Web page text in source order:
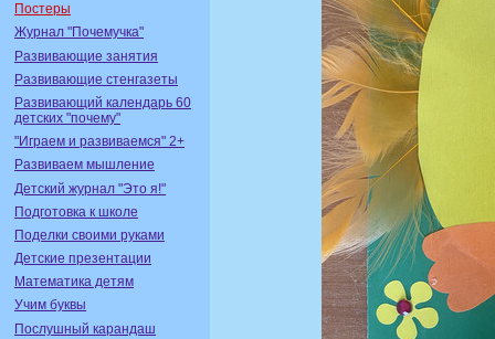
Постеры
Журнал "Почемучка"
Развивающие занятия
Развивающие стенгазеты
Развивающий календарь 60
детских "почему"
"Играем и развиваемся" 2+
Развиваем мышление
Детский журнал "Это я!"
Подготовка к школе
Поделки своими руками
Детские презентации
Математика детям
Учим буквы
Послушный карандаш